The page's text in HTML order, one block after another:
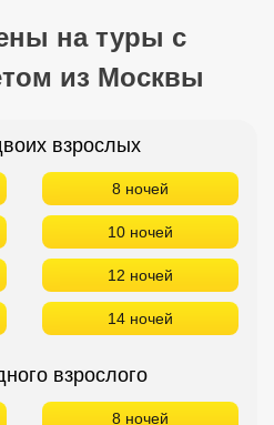
на туры с
из Москвы
взрослых
8 ночей
10 ночей
12 ночей
14 ночей
взрослого
8 ночей